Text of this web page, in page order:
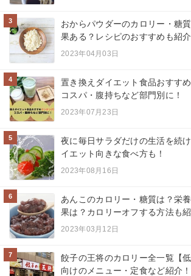
3
おからパウダーのカロリー・糖
果ある？レシピのおすすめも紹介
2023年04月03日
4
置き換えダイエット食品おすす
コスパ・腹持ちなど部門別に！
2023年07月23日
5
夜に毎日サラダだけの生活を続
イエット向きな食べ方も！
2023年08月16日
6
あんこのカロリー・糖質は？栄
果は？カロリーオフする方法も紹
2023年03月12日
7
餃子の王将のカロリー全一覧【
向けのメニュー・定食など紹介！